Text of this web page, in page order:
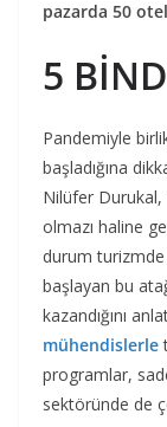
pazarda 50
5
Pandemiyle
başladığına
Nilüfer Durukal,
olmazı haline
durum turizmde
başlayan bu
kazandığını
mühendislerle
programlar,
sektöründe de